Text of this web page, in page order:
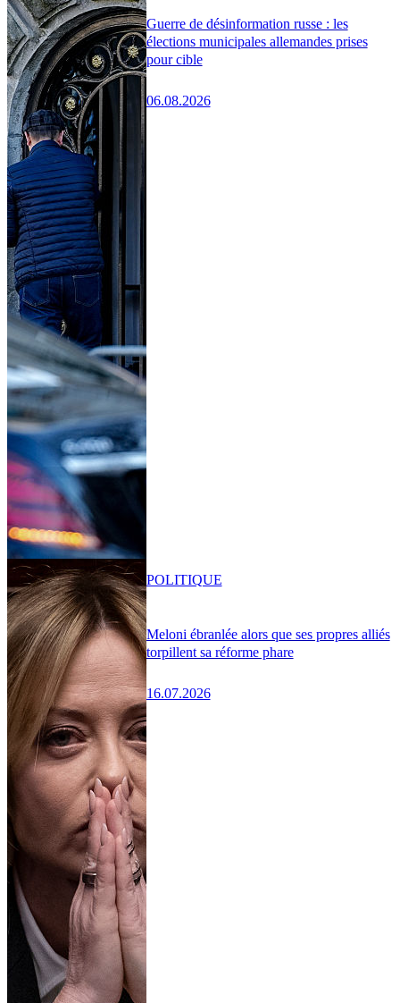
Guerre de désinformation russe : les
élections municipales allemandes prises
pour cible
06.08.2026
Meloni ébranlée alors que ses propres alliés
torpillent sa réforme phare
16.07.2026
POLITIQUE